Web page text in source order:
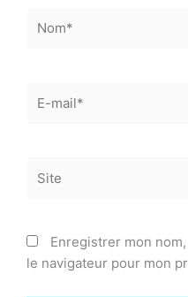
mail*
Enregistrer mon
le navigateur pour mon